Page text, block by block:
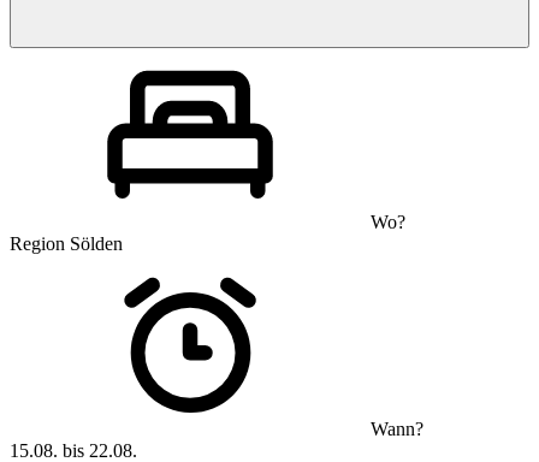
Wo?
Region Sölden
Wann?
15.08. bis 22.08.